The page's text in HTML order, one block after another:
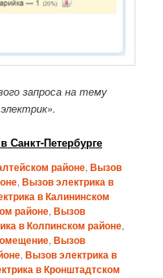
запроса на тему
Санкт-Петербурге
районе,Вызов
,Вызов электрика в
в Калининском
районе,Вызов
в Колпинском районе,
,Вызов
,Вызов электрика в
в Кронштадтском